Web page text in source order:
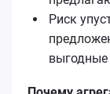
Риск
выгодные